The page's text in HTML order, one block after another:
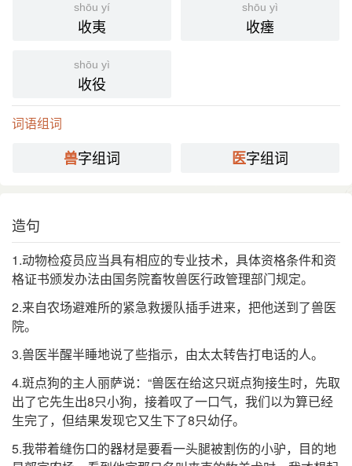
shōu yí
收夷
shōu yì
收瘗
shōu yì
收役
词语组词
兽字组词 医字组词
造句
1.动物检疫员应当具有相应的专业技术，具体资格条件和资
格证书颁发办法由国务院畜牧兽医行政管理部门规定。
2.来自农场避难所的紧急救援队插手进来，把他送到了兽医
院。
3.兽医半醒半睡地说了些指示，由太太转告打电话的人。
4.斑点狗的主人丽萨说：“兽医在给这只斑点狗接生时，先取
出了它先生出8只小狗，接着叹了一口气，我们以为算已经
生完了，但结果发现它又生下了8只幼仔。
5.我带着缝伤口的器材是要看一头腿被割伤的小驴，目的地